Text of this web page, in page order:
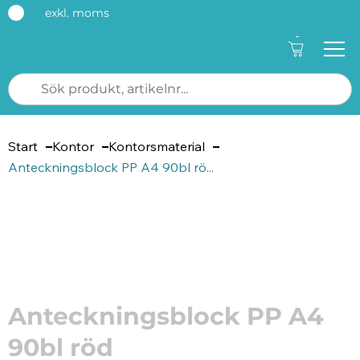
exkl. moms
-
Start Kontor
Kontorsmaterial
Anteckningsblock PP A4 90bl rö...
Anteckningsblock PP A4
90bl röd